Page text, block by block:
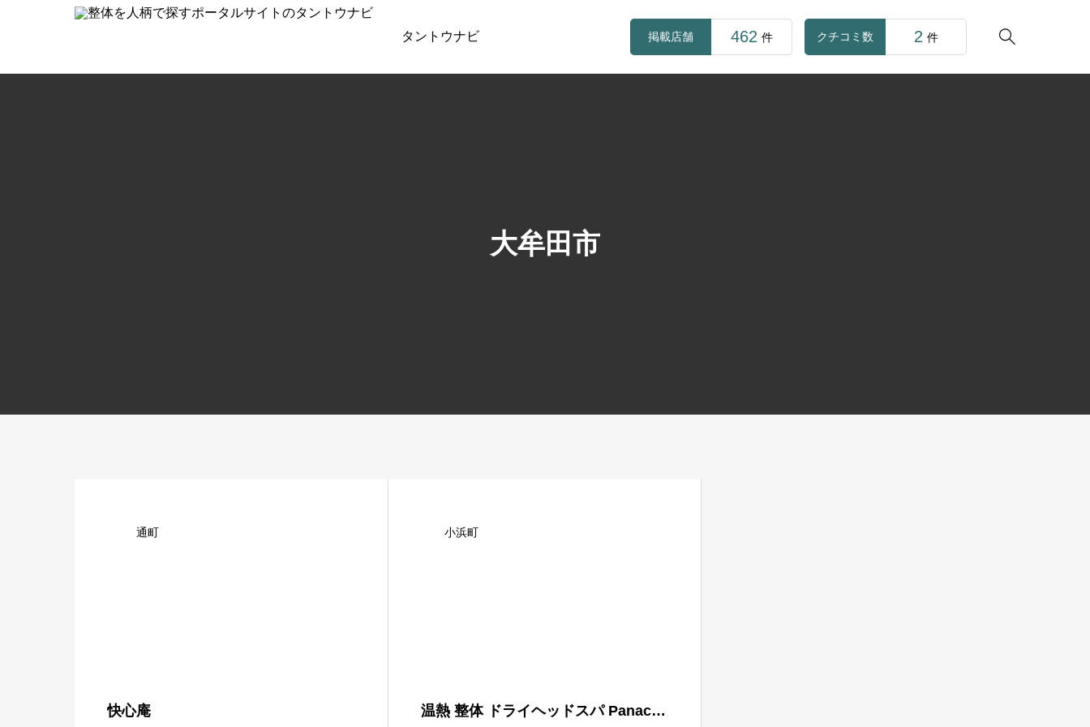
タントウナビ 
掲載店舗 462 件 クチコミ数 2 件
大牟田市
通町
快心庵
小浜町
温熱 整体 ドライヘッドスパ Panacea